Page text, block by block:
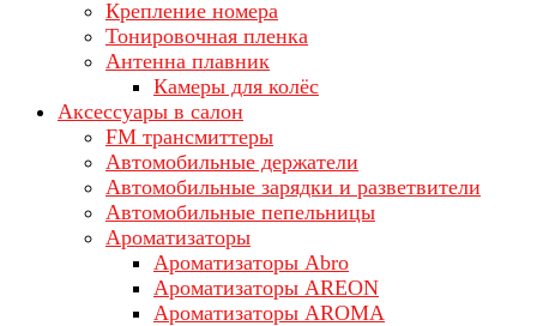
Крепление номера
Тонировочная пленка
Антенна плавник
Камеры для колёс
Аксессуары в салон
FM трансмиттеры
Автомобильные держатели
Автомобильные зарядки и разветвители
Автомобильные пепельницы
Ароматизаторы
Ароматизаторы Abro
Ароматизаторы AREON
Ароматизаторы AROMA